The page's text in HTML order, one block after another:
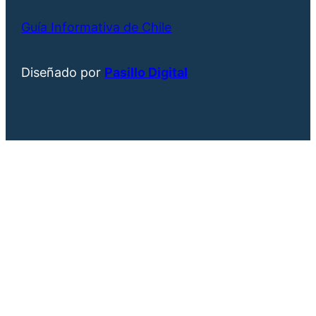
Guía Informativa de Chile
Diseñado por Pasillo Digital